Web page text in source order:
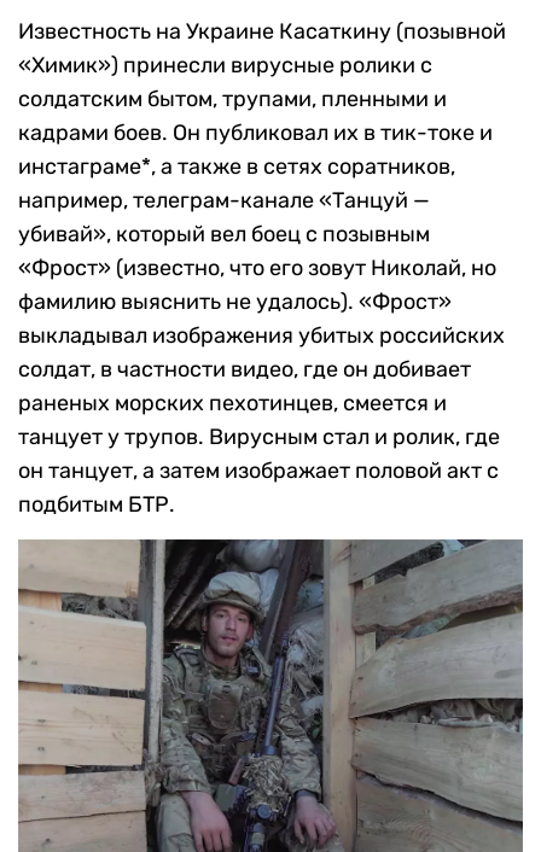
Известность на Украине Касаткину (позывной
«Химик») принесли вирусные ролики с
солдатским бытом, трупами, пленными и
кадрами боев. Он публиковал их в тик-токе и
инстаграме*, а также в сетях соратников,
например, телеграм-канале «Танцуй —
убивай», который вел боец с позывным
«Фрост» (известно, что его зовут Николай, но
фамилию выяснить не удалось). «Фрост»
выкладывал изображения убитых российских
солдат, в частности видео, где он добивает
раненых морских пехотинцев, смеется и
танцует у трупов. Вирусным стал и ролик, где
он танцует, а затем изображает половой акт с
подбитым БТР.